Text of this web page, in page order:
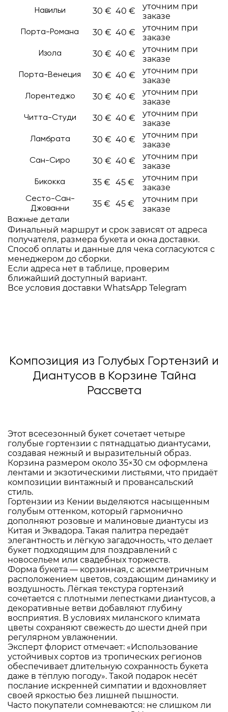
Навильи 30 € 40 €
уточним при
заказе
Порта-Романа 30 € 40 €
уточним при
заказе
Изола 30 € 40 €
уточним при
заказе
Порта-Венеция 30 € 40 €
уточним при
заказе
Лорентеджо 30 € 40 €
уточним при
заказе
Читта-Студи 30 € 40 €
уточним при
заказе
Ламбрата 30 € 40 €
уточним при
заказе
Сан-Сиро 30 € 40 €
уточним при
заказе
Бикокка 35 € 45 €
уточним при
заказе
Сесто-Сан-
Джованни
35 € 45 €
уточним при
заказе
Важные детали
Финальный маршрут и срок зависят от адреса
получателя, размера букета и окна доставки.
Способ оплаты и данные для чека согласуются с
менеджером до сборки.
Если адреса нет в таблице, проверим
ближайший доступный вариант.
Все условия доставки WhatsApp Telegram
Композиция из Голубых Гортензий и
Диантусов в Корзине Тайна
Рассвета
Этот всесезонный букет сочетает четыре
голубые гортензии с пятнадцатью диантусами,
создавая нежный и выразительный образ.
Корзина размером около 35×30 см оформлена
лентами и экзотическими листьями, что придаёт
композиции винтажный и провансальский
стиль.
Гортензии из Кении выделяются насыщенным
голубым оттенком, который гармонично
дополняют розовые и малиновые диантусы из
Китая и Эквадора. Такая палитра передаёт
элегантность и лёгкую загадочность, что делает
букет подходящим для поздравлений с
новосельем или свадебных торжеств.
Форма букета — корзинная, с асимметричным
расположением цветов, создающим динамику и
воздушность. Лёгкая текстура гортензий
сочетается с плотными лепестками диантусов, а
декоративные ветви добавляют глубину
восприятия. В условиях миланского климата
цветы сохраняют свежесть до шести дней при
регулярном увлажнении.
Эксперт флорист отмечает: «Использование
устойчивых сортов из тропических регионов
обеспечивает длительную сохранность букета
даже в тёплую погоду». Такой подарок несёт
послание искренней симпатии и вдохновляет
своей яркостью без лишней пышности.
Часто покупатели сомневаются: не слишком ли